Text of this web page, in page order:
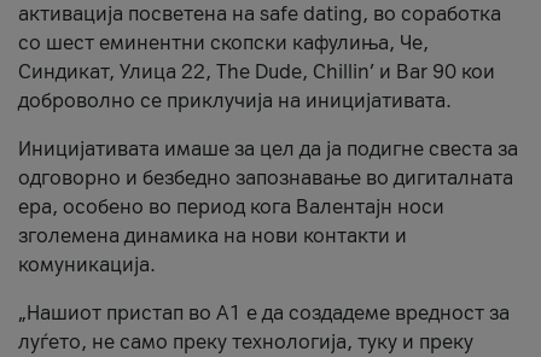
активација посветена на safe dating, во соработка
со шест еминентни скопски кафулиња, Че,
Синдикат, Улица 22, The Dude, Chillin’ и Bar 90 кои
доброволно се приклучија на иницијативата.
Иницијативата имаше за цел да ја подигне свеста за
одговорно и безбедно запознавање во дигиталната
ера, особено во период кога Валентајн носи
зголемена динамика на нови контакти и
комуникација.
„Нашиот пристап во А1 е да создадеме вредност за
луѓето, не само преку технологија, туку и преку